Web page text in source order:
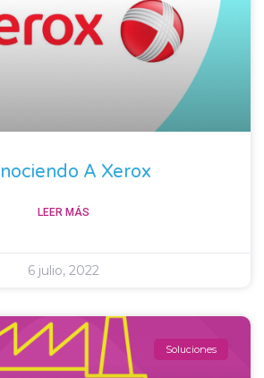
A Xerox
LEER MÁS
6 julio, 2022
Soluciones